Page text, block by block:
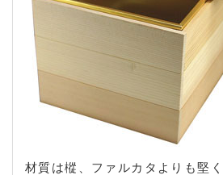
材質は樅、ファルカタよりも堅